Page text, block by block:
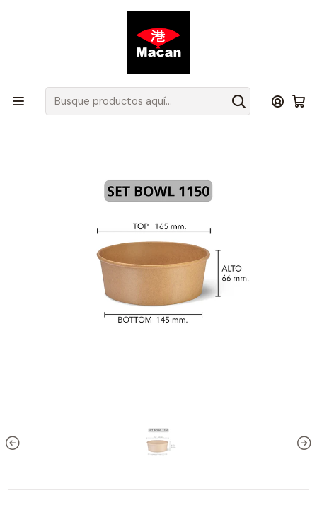
Atención de Lunes a Jueves de 08.00 a 17.30 hrs y Viernes de
Productos
Insumos Packaging